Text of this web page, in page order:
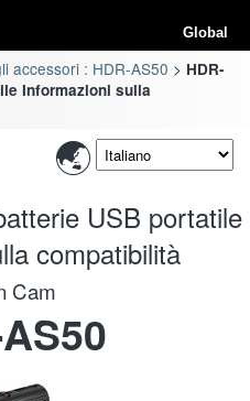
Global
accessori : HDR-AS50
HDR-
Informazioni sulla
USB portatile
compatibilità
Cam